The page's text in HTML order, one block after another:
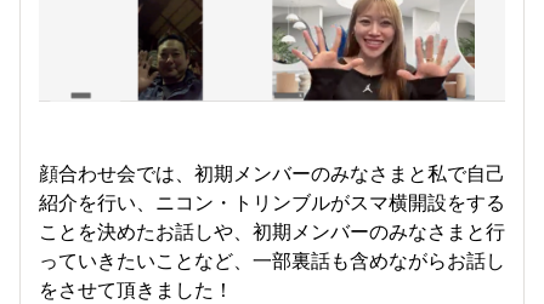
顔合わせ会では、初期メンバーのみなさまと私で自己
紹介を行い、ニコン・トリンブルがスマ横開設をする
ことを決めたお話しや、初期メンバーのみなさまと行
っていきたいことなど、一部裏話も含めながらお話し
をさせて頂きました！